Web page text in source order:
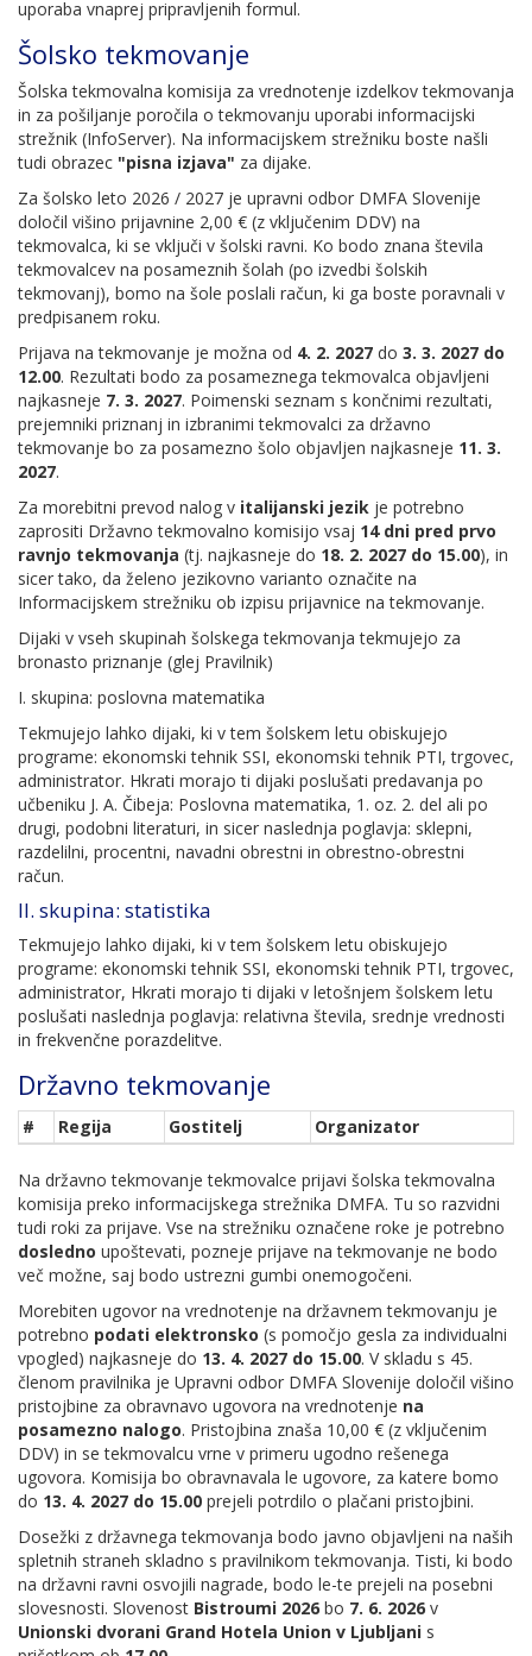
uporaba vnaprej pripravljenih formul.
Šolsko tekmovanje
Šolska tekmovalna komisija za vrednotenje izdelkov tekmovanja
in za pošiljanje poročila o tekmovanju uporabi informacijski
strežnik (InfoServer). Na informacijskem strežniku boste našli
tudi obrazec "pisna izjava" za dijake.
Za šolsko leto 2026 / 2027 je upravni odbor DMFA Slovenije
določil višino prijavnine 2,00 € (z vključenim DDV) na
tekmovalca, ki se vključi v šolski ravni. Ko bodo znana števila
tekmovalcev na posameznih šolah (po izvedbi šolskih
tekmovanj), bomo na šole poslali račun, ki ga boste poravnali v
predpisanem roku.
Prijava na tekmovanje je možna od 4. 2. 2027 do 3. 3. 2027 do
12.00. Rezultati bodo za posameznega tekmovalca objavljeni
najkasneje 7. 3. 2027. Poimenski seznam s končnimi rezultati,
prejemniki priznanj in izbranimi tekmovalci za državno
tekmovanje bo za posamezno šolo objavljen najkasneje 11. 3.
2027.
Za morebitni prevod nalog v italijanski jezik je potrebno
zaprositi Državno tekmovalno komisijo vsaj 14 dni pred prvo
ravnjo tekmovanja (tj. najkasneje do 18. 2. 2027 do 15.00), in
sicer tako, da želeno jezikovno varianto označite na
Informacijskem strežniku ob izpisu prijavnice na tekmovanje.
Dijaki v vseh skupinah šolskega tekmovanja tekmujejo za
bronasto priznanje (glej Pravilnik)
I. skupina: poslovna matematika
Tekmujejo lahko dijaki, ki v tem šolskem letu obiskujejo
programe: ekonomski tehnik SSI, ekonomski tehnik PTI, trgovec,
administrator. Hkrati morajo ti dijaki poslušati predavanja po
učbeniku J. A. Čibeja: Poslovna matematika, 1. oz. 2. del ali po
drugi, podobni literaturi, in sicer naslednja poglavja: sklepni,
razdelilni, procentni, navadni obrestni in obrestno-obrestni
račun.
II. skupina: statistika
Tekmujejo lahko dijaki, ki v tem šolskem letu obiskujejo
programe: ekonomski tehnik SSI, ekonomski tehnik PTI, trgovec,
administrator, Hkrati morajo ti dijaki v letošnjem šolskem letu
poslušati naslednja poglavja: relativna števila, srednje vrednosti
in frekvenčne porazdelitve.
Državno tekmovanje
# Regija Gostitelj Organizator
Na državno tekmovanje tekmovalce prijavi šolska tekmovalna
komisija preko informacijskega strežnika DMFA. Tu so razvidni
tudi roki za prijave. Vse na strežniku označene roke je potrebno
dosledno upoštevati, pozneje prijave na tekmovanje ne bodo
več možne, saj bodo ustrezni gumbi onemogočeni.
Morebiten ugovor na vrednotenje na državnem tekmovanju je
potrebno podati elektronsko (s pomočjo gesla za individualni
vpogled) najkasneje do 13. 4. 2027 do 15.00. V skladu s 45.
členom pravilnika je Upravni odbor DMFA Slovenije določil višino
pristojbine za obravnavo ugovora na vrednotenje na
posamezno nalogo. Pristojbina znaša 10,00 € (z vključenim
DDV) in se tekmovalcu vrne v primeru ugodno rešenega
ugovora. Komisija bo obravnavala le ugovore, za katere bomo
do 13. 4. 2027 do 15.00 prejeli potrdilo o plačani pristojbini.
Dosežki z državnega tekmovanja bodo javno objavljeni na naših
spletnih straneh skladno s pravilnikom tekmovanja. Tisti, ki bodo
na državni ravni osvojili nagrade, bodo le-te prejeli na posebni
slovesnosti. Slovenost Bistroumi 2026 bo 7. 6. 2026 v
Unionski dvorani Grand Hotela Union v Ljubljani s